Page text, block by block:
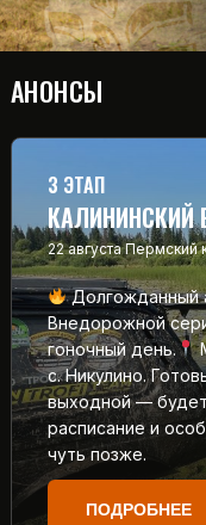
АНОНСЫ
3 ЭТАП
КАЛИНИНСКИЙ
22 августа Пермский
Долгожданный
Внедорожной
гоночный день.
с. Никулино.
выходной —
расписание и
чуть позже.
ПОДРОБНЕЕ